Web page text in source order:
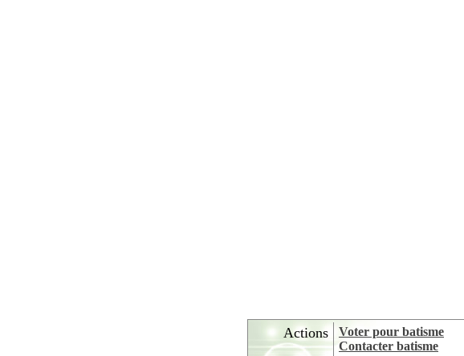
Actions
Voter pour batisme
Contacter batisme